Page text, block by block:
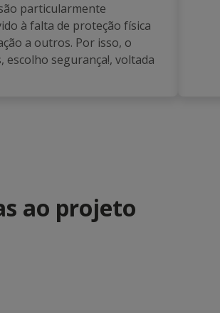
particularmente
à falta de proteção física
a outros. Por isso, o
escolho segurança!, voltada
ao projeto